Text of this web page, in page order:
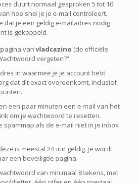
duurt normaal gesproken 5 tot 10
hoe snel je je e-mail controleert.
dat je een geldig e-mailadres nodig
is gekoppeld.
van vladcazino (de officiële
vergeten?”.
in waarmee je je account hebt
dat dit exact overeenkomt, inclusief
een paar minuten een e-mail van het
om je wachtwoord te resetten.
spammap als de e-mail niet in je inbox
is meestal 24 uur geldig. Je wordt
een beveiligde pagina.
van minimaal 8 tekens, met